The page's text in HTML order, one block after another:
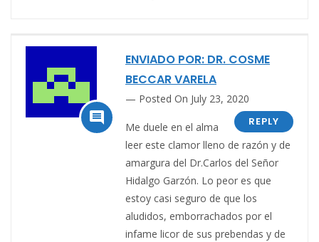

ENVIADO POR: DR. COSME
BECCAR VARELA
Posted On July 23, 2020
REPLY
Me duele en el alma
leer este clamor lleno de razón y de
amargura del Dr.Carlos del Señor
Hidalgo Garzón. Lo peor es que
estoy casi seguro de que los
aludidos, emborrachados por el
infame licor de sus prebendas y de